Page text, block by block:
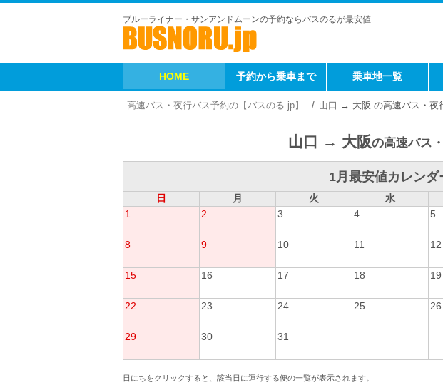
ブルーライナー・サンアンドムーンの予約ならバスのるが最安値
HOME 予約から乗車まで 乗車地一覧
高速バス・夜行バス予約の【バスのる.jp】 山口 → 大阪 の高速バス・夜
山口 → 大阪の高速バス
1月最安値カレンダ
日
月 火 水
1
2 3 4 5
8 9 10 11 12
15 16 17 18 19
22 23 24 25 26
29 30 31
日にちをクリックすると、該当日に運行する便の一覧が表示されます。